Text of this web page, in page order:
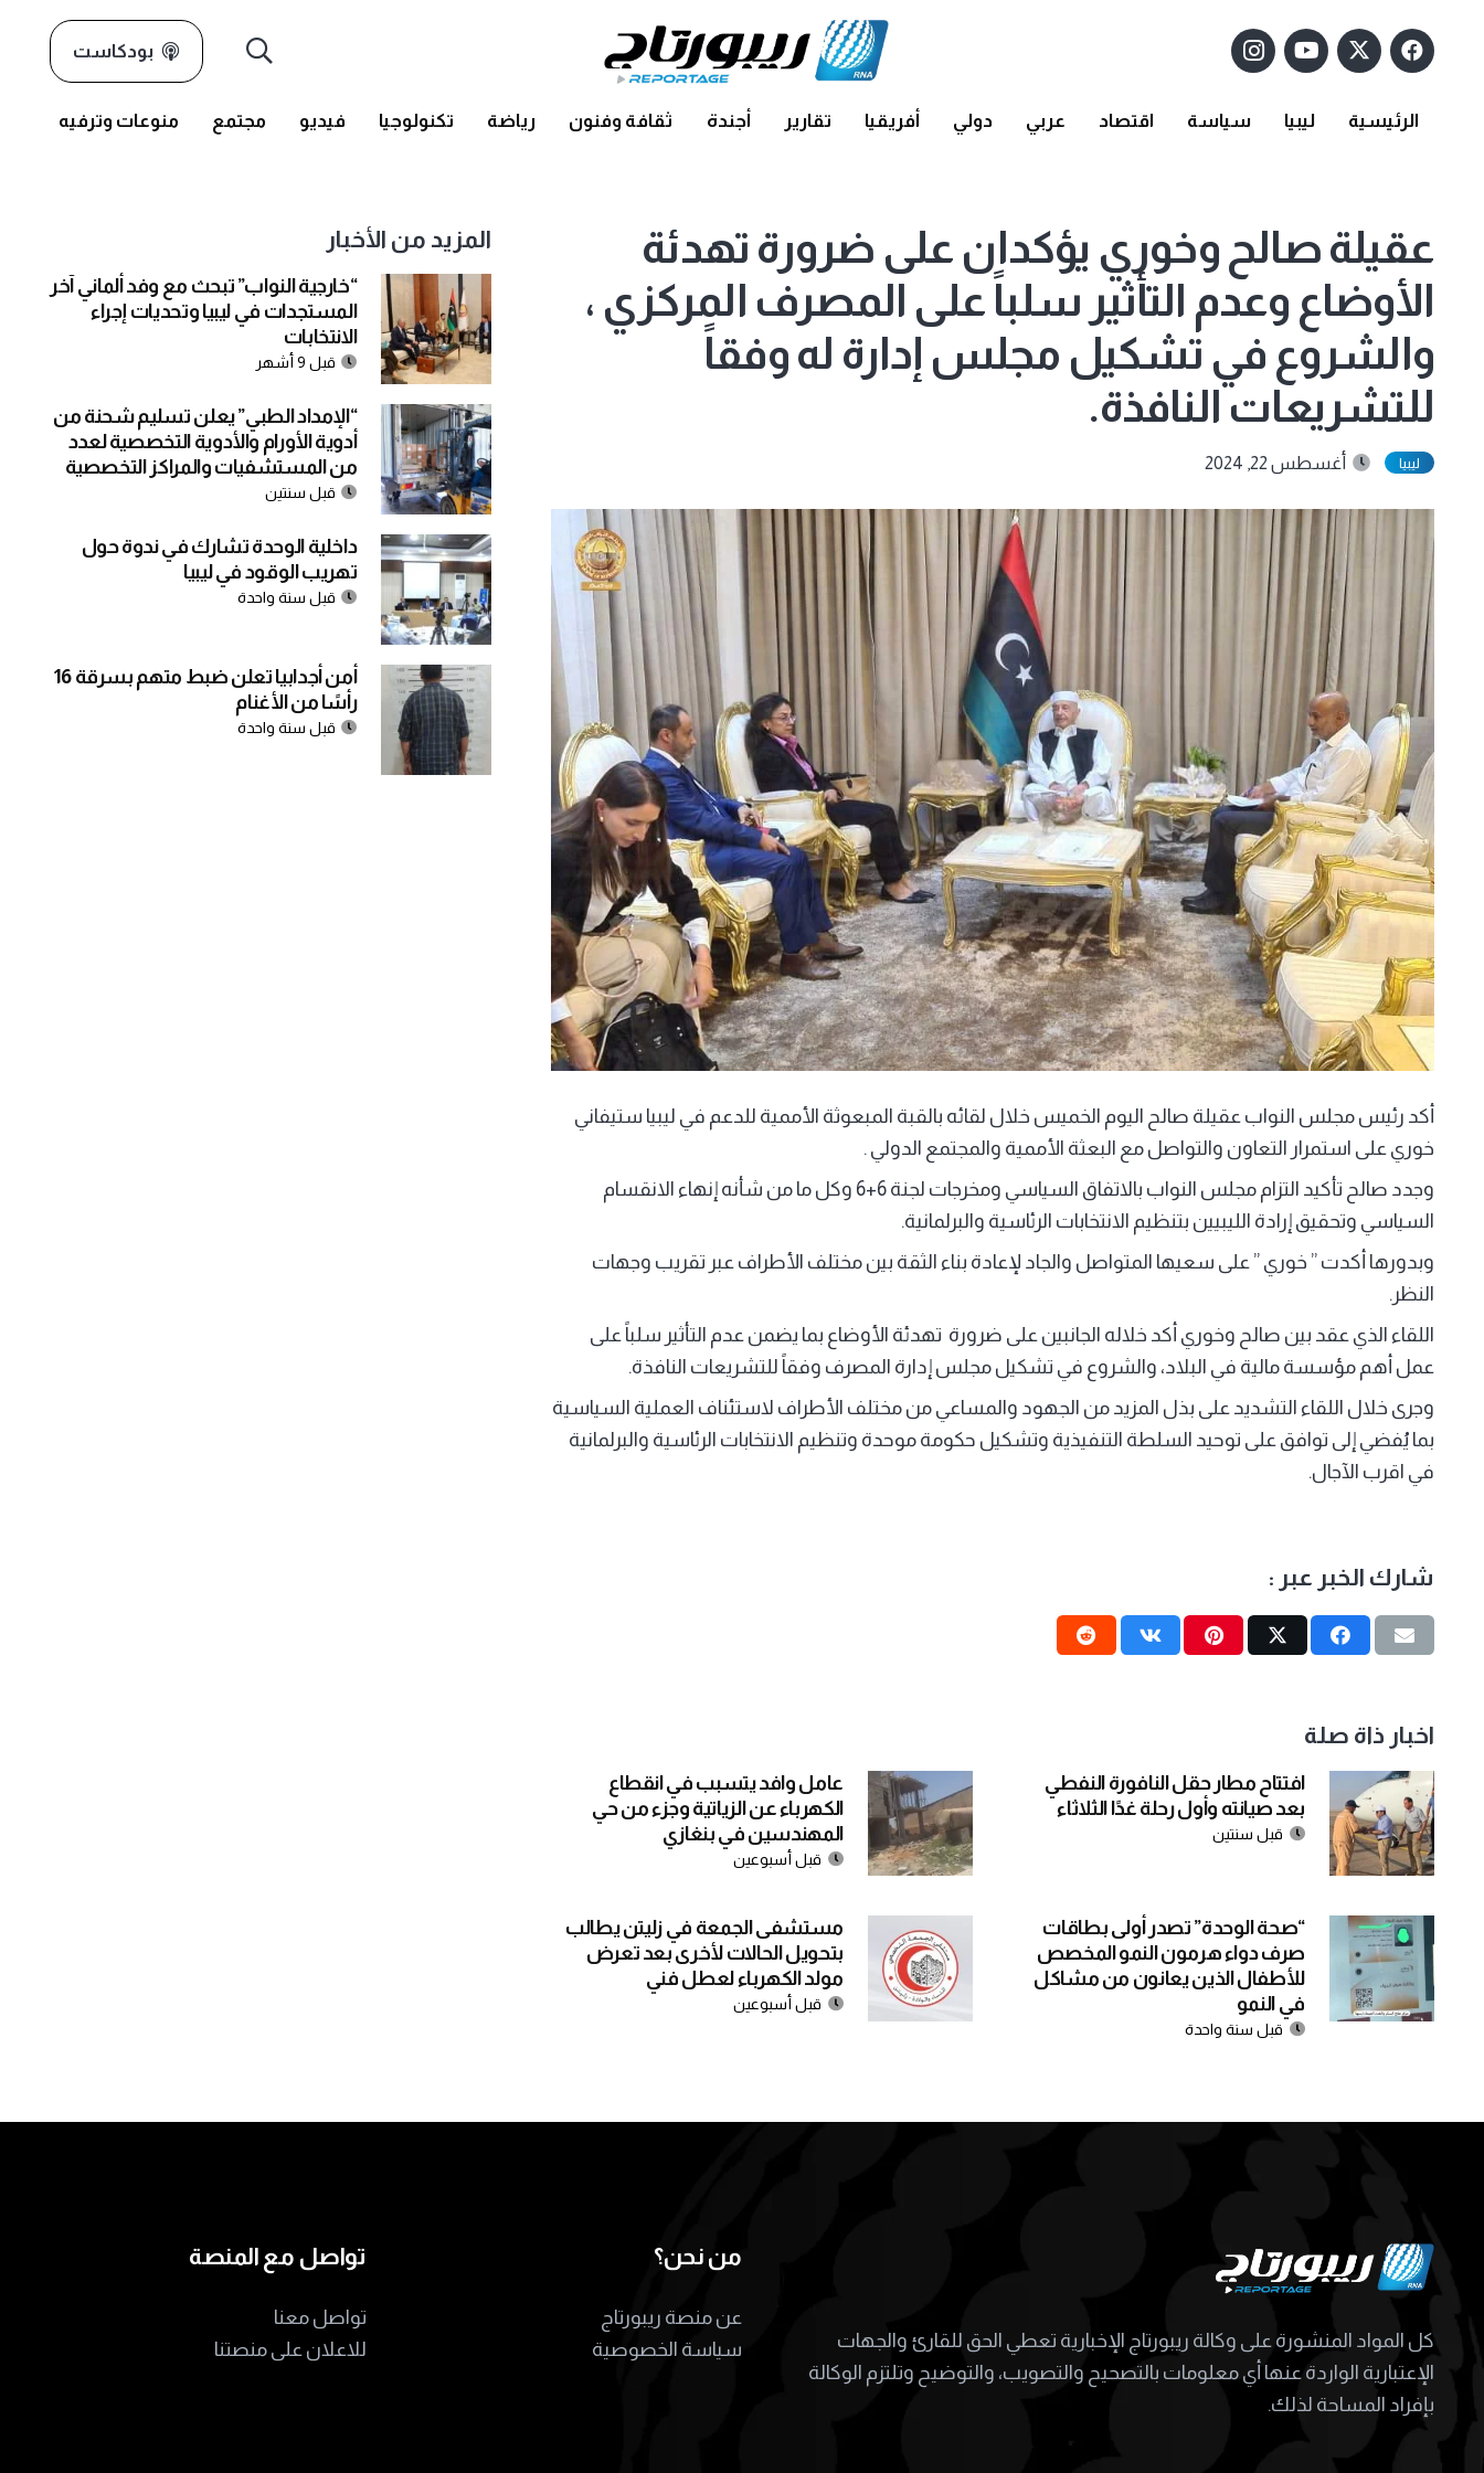
بودكاست
الرئيسية ليبيا سياسة اقتصاد عربي دولي أفريقيا تقارير أجندة ثقافة وفنون رياضة تكنولوجيا فيديو مجتمع منوعات وترفيه
عقيلة صالح وخوري يؤكدان على ضرورة تهدئة
الأوضاع وعدم التأثير سلباً على المصرف المركزي ،
والشروع في تشكيل مجلس إدارة له وفقاً
للتشريعات النافذة.
ليبيا أغسطس 22, 2024
أكد رئيس مجلس النواب عقيلة صالح اليوم الخميس خلال لقائه بالقبة المبعوثة الأممية للدعم في ليبيا ستيفاني
خوري على استمرار التعاون والتواصل مع البعثة الأممية والمجتمع الدولي .
وجدد صالح تأكيد التزام مجلس النواب بالاتفاق السياسي ومخرجات لجنة 6+6 وكل ما من شأنه إنهاء الانقسام
السياسي وتحقيق إرادة الليبيين بتنظيم الانتخابات الرئاسية والبرلمانية.
وبدورها أكدت ” خوري ” على سعيها المتواصل والجاد لإعادة بناء الثقة بين مختلف الأطراف عبر تقريب وجهات
النظر.
اللقاء الذي عقد بين صالح وخوري أكد خلاله الجانبين على ضرورة تهدئة الأوضاع بما يضمن عدم التأثير سلباً على
عمل أهم مؤسسة مالية في البلاد، والشروع في تشكيل مجلس إدارة المصرف وفقاً للتشريعات النافذة.
وجرى خلال اللقاء التشديد على بذل المزيد من الجهود والمساعي من مختلف الأطراف لاستئناف العملية السياسية
بما يُفضي إلى توافق على توحيد السلطة التنفيذية وتشكيل حكومة موحدة وتنظيم الانتخابات الرئاسية والبرلمانية
في اقرب الآجال.
شارك الخبر عبر :
اخبار ذاة صلة
افتتاح مطار حقل النافورة النفطي
بعد صيانته وأول رحلة غدًا الثلاثاء
قبل سنتين
عامل وافد يتسبب في انقطاع
الكهرباء عن الزياتية وجزء من حي
المهندسين في بنغازي
قبل أسبوعين
“صحة الوحدة” تصدر أولى بطاقات
صرف دواء هرمون النمو المخصص
للأطفال الذين يعانون من مشاكل
في النمو
قبل سنة واحدة
مستشفى الجمعة في زليتن يطالب
بتحويل الحالات لأخرى بعد تعرض
مولد الكهرباء لعطل فني
قبل أسبوعين
المزيد من الأخبار
“خارجية النواب” تبحث مع وفد ألماني آخر
المستجدات في ليبيا وتحديات إجراء
الانتخابات
قبل 9 أشهر
“الإمداد الطبي” يعلن تسليم شحنة من
أدوية الأورام والأدوية التخصصية لعدد
من المستشفيات والمراكز التخصصية
قبل سنتين
داخلية الوحدة تشارك في ندوة حول
تهريب الوقود في ليبيا
قبل سنة واحدة
أمن أجدابيا تعلن ضبط متهم بسرقة 16
رأسًا من الأغنام
قبل سنة واحدة
كل المواد المنشورة على وكالة ريبورتاج الإخبارية تعطي الحق للقارئ والجهات
الإعتبارية الواردة عنها أي معلومات بالتصحيح والتصويب، والتوضيح وتلتزم الوكالة
بإفراد المساحة لذلك.
من نحن؟
عن منصة ريبورتاج
سياسة الخصوصية
تواصل مع المنصة
تواصل معنا
للاعلان على منصتنا